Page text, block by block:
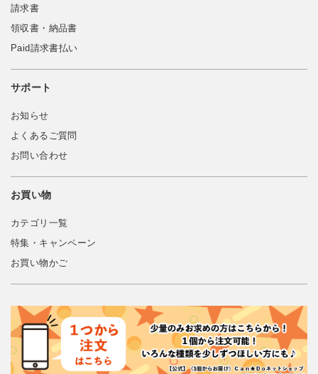
請求書
領収書・納品書
Paid請求書払い
サポート
お知らせ
よくあるご質問
お問い合わせ
お買い物
カテゴリ一覧
特集・キャンペーン
お買い物かご